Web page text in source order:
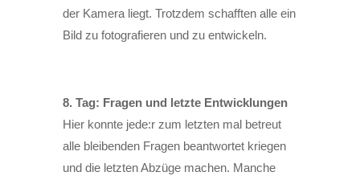
der Kamera liegt. Trotzdem schafften alle ein
Bild zu fotografieren und zu entwickeln.
8. Tag: Fragen und letzte Entwicklungen
Hier konnte jede:r zum letzten mal betreut
alle bleibenden Fragen beantwortet kriegen
und die letzten Abzüge machen. Manche